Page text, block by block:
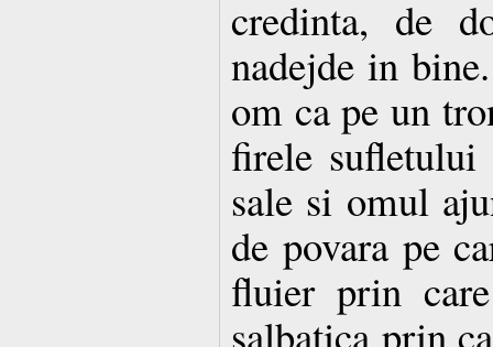
credinta, de
nadejde in
om ca pe un
firele
sale si omul
de povara pe
fluier prin
salbatica prin